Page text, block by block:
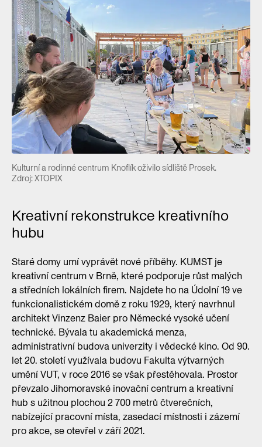
Kulturní a rodinné centrum Knoflík oživilo sídliště Prosek.
Zdroj: XTOPIX
Kreativní rekonstrukce kreativního
hubu
Staré domy umí vyprávět nové příběhy. KUMST je
kreativní centrum v Brně, které podporuje růst malých
a středních lokálních firem. Najdete ho na Údolní 19 ve
funkcionalistickém domě z roku 1929, který navrhnul
architekt Vinzenz Baier pro Německé vysoké učení
technické. Bývala tu akademická menza,
administrativní budova univerzity i vědecké kino. Od 90.
let 20. století využívala budovu Fakulta výtvarných
umění VUT, v roce 2016 se však přestěhovala. Prostor
převzalo Jihomoravské inovační centrum a kreativní
hub s užitnou plochou 2 700 metrů čtverečních,
nabízející pracovní místa, zasedací místnosti i zázemí
pro akce, se otevřel v září 2021.